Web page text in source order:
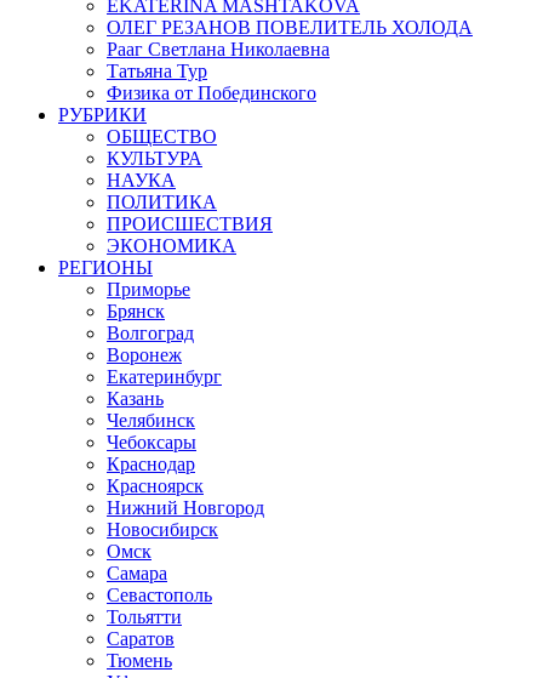
EKATERINA MASHTAKOVA
ОЛЕГ РЕЗАНОВ ПОВЕЛИТЕЛЬ ХОЛОДА
Рааг Светлана Николаевна
Татьяна Тур
Физика от Побединского
РУБРИКИ
ОБЩЕСТВО
КУЛЬТУРА
НАУКА
ПОЛИТИКА
ПРОИСШЕСТВИЯ
ЭКОНОМИКА
РЕГИОНЫ
Приморье
Брянск
Волгоград
Воронеж
Екатеринбург
Казань
Челябинск
Чебоксары
Краснодар
Красноярск
Нижний Новгород
Новосибирск
Омск
Самара
Севастополь
Тольятти
Саратов
Тюмень